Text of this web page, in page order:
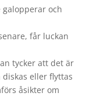
galopperar och
får luckan
tycker att det är
eller flyttas
åsikter om